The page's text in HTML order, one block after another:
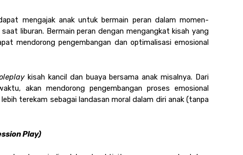
mengajak anak untuk bermain peran dalam momen-
liburan. Bermain peran dengan mengangkat kisah yang
mendorong pengembangan dan optimalisasi emosional
kisah kancil dan buaya bersama anak misalnya. Dari
akan mendorong pengembangan proses emosional
terekam sebagai landasan moral dalam diri anak (tanpa
Play)